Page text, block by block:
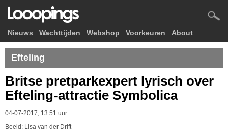
Nieuws Wachttijden Webshop Voorkeuren About
Efteling
Britse pretparkexpert lyrisch over
Efteling-attractie Symbolica
04-07-2017, 13.51 uur
Beeld: Lisa van der Drift